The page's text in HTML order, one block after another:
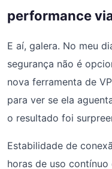
performance
E aí, galera. No meu
segurança não é
nova ferramenta de
para ver se ela
o resultado foi
Estabilidade de
horas de uso